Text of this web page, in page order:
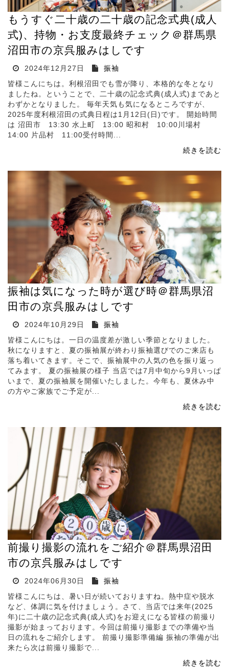
もうすぐ二十歳の二十歳の記念式典(成人
式)、持物・お支度最終チェック＠群馬県
沼田市の京呉服みはしです
2024年12月27日
振袖
皆様こんにちは。利根沼田でも雪が降り、本格的な冬となり
ましたね。ということで、二十歳の記念式典(成人式)まであと
わずかとなりました。 毎年天気も気になるところですが、
2025年度利根沼田の式典日程は1月12日(日)です。 開始時間
は 沼田市 13:30 水上町 13:00 昭和村 10:00川場村
14:00 片品村 11:00受付時間...
続きを読む
振袖は気になった時が選び時＠群馬県沼
田市の京呉服みはしです
2024年10月29日
振袖
皆様こんにちは。一日の温度差が激しい季節となりました。
秋になりますと、夏の振袖展が終わり振袖選びでのご来店も
落ち着いてきます。そこで、振袖展中の人気の色を振り返っ
てみます。 夏の振袖展の様子 当店では7月中旬から9月いっぱ
いまで、夏の振袖展を開催いたしました。今年も、夏休み中
の方やご家族でご予定が...
続きを読む
前撮り撮影の流れをご紹介＠群馬県沼田
市の京呉服みはしです
2024年06月30日
振袖
皆様こんにちは、暑い日が続いておりますね。熱中症や脱水
など、体調に気を付けましょう。さて、当店では来年(2025
年)に二十歳の記念式典(成人式)をお迎えになる皆様の前撮り
撮影が始まっております。今回は前撮り撮影までの準備や当
日の流れをご紹介します。 前撮り撮影準備編 振袖の準備が出
来たら次は前撮り撮影で...
続きを読む